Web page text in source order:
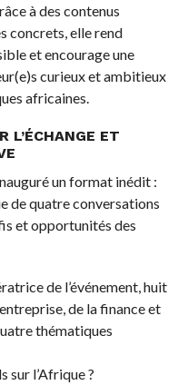
à des contenus
concrets, elle rend
et encourage une
curieux et ambitieux
africaines.
L’ÉCHANGE ET
un format inédit :
de quatre conversations
et opportunités des
de l’événement, huit
de la finance et
thématiques
sur l’Afrique ?